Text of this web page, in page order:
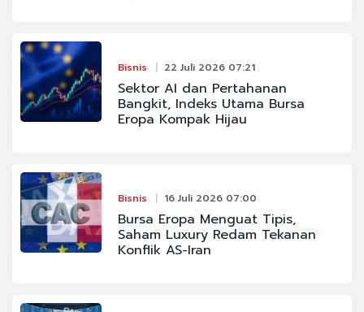
Bisnis 22 Juli 2026 07:21
Sektor AI dan Pertahanan
Bangkit, Indeks Utama Bursa
Eropa Kompak Hijau
Bisnis 16 Juli 2026 07:00
Bursa Eropa Menguat Tipis,
Saham Luxury Redam Tekanan
Konflik AS-Iran